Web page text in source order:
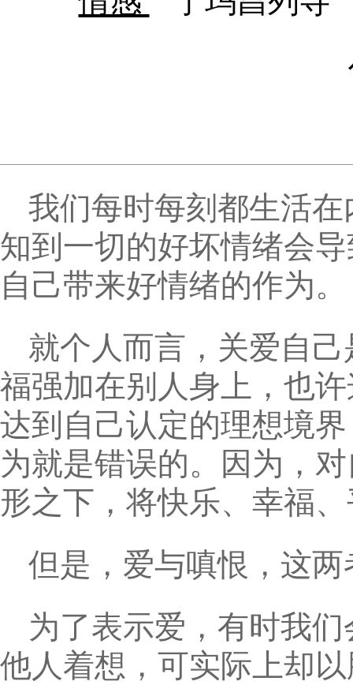
我们每时每刻都生活
知到一切的好坏情绪会
自己带来好情绪的作为。
就个人而言，关爱自
福强加在别人身上，也
达到自己认定的理想境
为就是错误的。因为，
形之下，将快乐、幸福
但是，爱与嗔恨，这
为了表示爱，有时我
他人着想，可实际上却